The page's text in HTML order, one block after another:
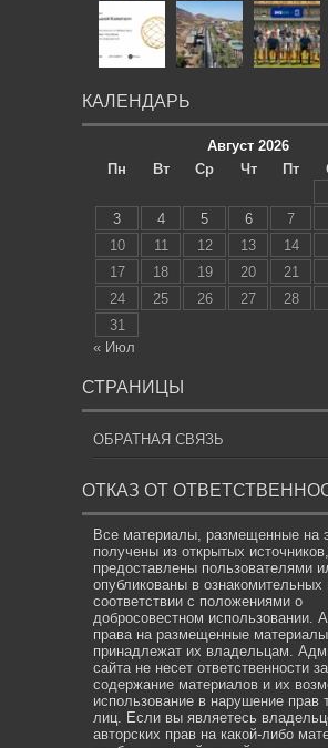
КАЛЕНДАРЬ
Август 2026
Пн
Вт Ср Чт Пт
3
4 5 6 7
10
11 12 13 14
17
18 19 20 21
24
25 26 27 28
31
« Июл
СТРАНИЦЫ
ОБРАТНАЯ СВЯЗЬ
ОТКАЗ ОТ
Все материалы, размещенные на
получены из открытых источников,
предоставлены пользователями
опубликованы в ознакомительных
соответствии с положениями о
добросовестном использовании.
права на размещенные материалы
принадлежат их владельцам.
сайта не несет ответственности за
содержание материалов и их
использование в нарушение прав
лиц. Если вы являетесь
авторских прав на какой-либо